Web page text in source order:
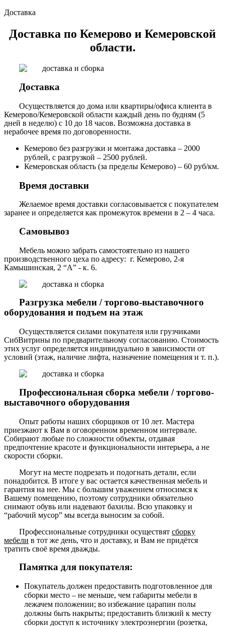
Доставка
Доставка по Кемерово и Кемеровской
области.
Доставка
Осуществляется до дома или квартиры/офиса клиента в
Кемерово/Кемеровской области каждый день по будням (5
дней в неделю) с 10 до 18 часов. Возможна доставка в
нерабочее время по договоренности.
Кемерово без разгрузки и монтажа доставка – 2000
рублей, с разгрузкой – 2500 рублей.
Кемеровская область (за пределы Кемерово) – 60 руб/км.
Время доставки
Желаемое время доставки согласовывается с покупателем
заранее и определяется как промежуток времени в 2 – 4 часа.
Самовывоз
Мебель можно забрать самостоятельно из нашего
производственного цеха по адресу: г. Кемерово, 2-я
Камышинская, 2 “А” - к. 6.
Разгрузка мебели / торгово-выставочного
оборудования и подъем на этаж
Осуществляется силами покупателя или грузчиками
СибВитрины по предварительному согласованию. Стоимость
этих услуг определяется индивидуально в зависимости от
условий (этаж, наличие лифта, назначение помещения и т. п.).
Профессиональная сборка мебели / торгово-
выставочного оборудования
Опыт работы наших сборщиков от 10 лет. Мастера
приезжают к Вам в оговоренном временном интервале.
Собирают любые по сложности объекты, отдавая
предпочтение красоте и функциональности интерьера, а не
скорости сборки.
Могут на месте подрезать и подогнать детали, если
понадобится. В итоге у вас остается качественная мебель и
гарантия на нее. Мы с большим уважением относимся к
Вашему помещению, поэтому сотрудники обязательно
снимают обувь или надевают бахилы. Всю упаковку и
“рабочий мусор” мы всегда выносим за собой.
Профессиональные сотрудники осуществят сборку
мебели в тот же день, что и доставку, и Вам не придётся
тратить своё время дважды.
Памятка для покупателя:
Покупатель должен предоставить подготовленное для
сборки место – не меньше, чем габариты мебели в
лежачем положении; во избежание царапин полы
должны быть накрыты; предоставить близкий к месту
сборки доступ к источнику электроэнергии (розетка,